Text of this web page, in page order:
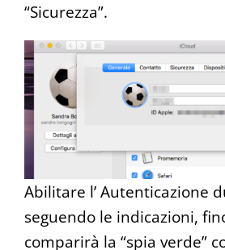
“Sicurezza”.
Abilitare l’ Autenticazione
seguendo le indicazioni,
comparirà la “spia verde”